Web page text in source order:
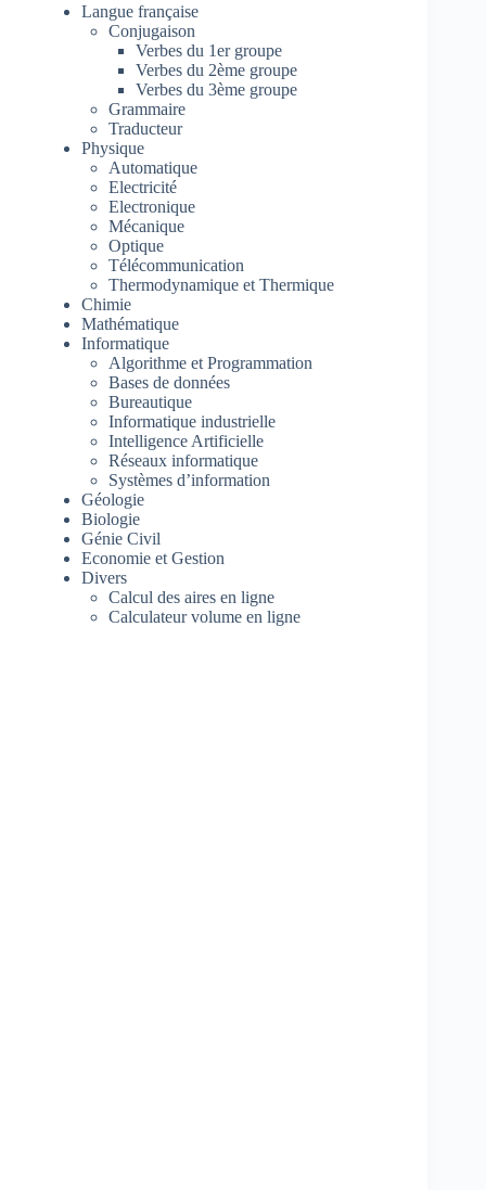
Langue française
Conjugaison
Verbes du 1er groupe
Verbes du 2ème groupe
Verbes du 3ème groupe
Grammaire
Traducteur
Physique
Automatique
Electricité
Electronique
Mécanique
Optique
Télécommunication
Thermodynamique et Thermique
Chimie
Mathématique
Informatique
Algorithme et Programmation
Bases de données
Bureautique
Informatique industrielle
Intelligence Artificielle
Réseaux informatique
Systèmes d’information
Géologie
Biologie
Génie Civil
Economie et Gestion
Divers
Calcul des aires en ligne
Calculateur volume en ligne